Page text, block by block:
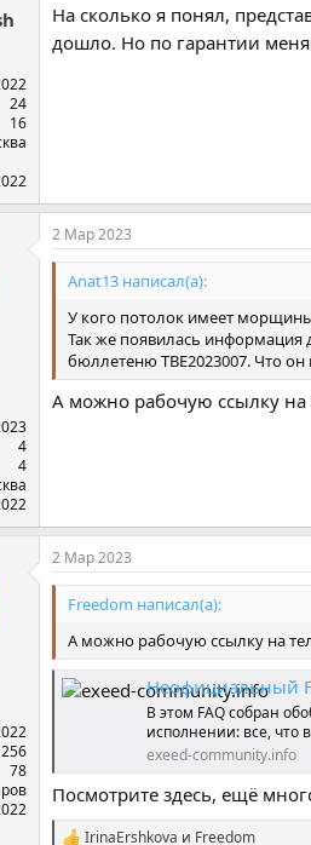
24
16
На сколько я понял,
дошло. Но по гарантии
4
4
2 Мар 2023
Anat13 написал(а):
У кого потолок имеет
Так же появилась информация
бюллетеню TBE2023007. Что
А можно рабочую ссылку на
256
78
2 Мар 2023
Freedom написал(а):
А можно рабочую ссылку на
Неофициальный
В этом FAQ собран
исполнении: все, что
exeed-community.info
Посмотрите здесь, ещё
IrinaErshkova и Freedom